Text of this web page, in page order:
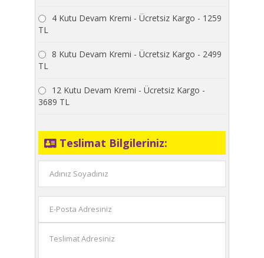
4 Kutu Devam Kremi - Ücretsiz Kargo - 1259
TL
8 Kutu Devam Kremi - Ücretsiz Kargo - 2499
TL
12 Kutu Devam Kremi - Ücretsiz Kargo -
3689 TL
Teslimat Bilgileriniz: